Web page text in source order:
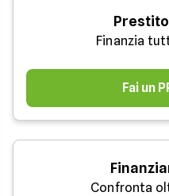
Finanzia
Fai un
Confronta